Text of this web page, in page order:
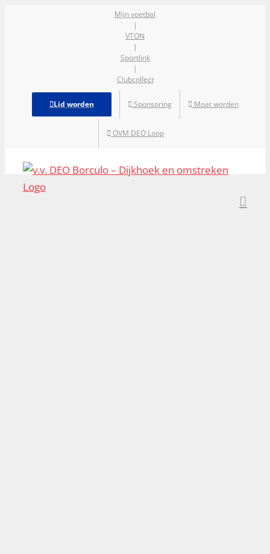
Mijn voetbal
|
VTON
|
Sportlink
|
Clubcollect
Lid worden Sponsoring Moat worden
OVM DEO Loop